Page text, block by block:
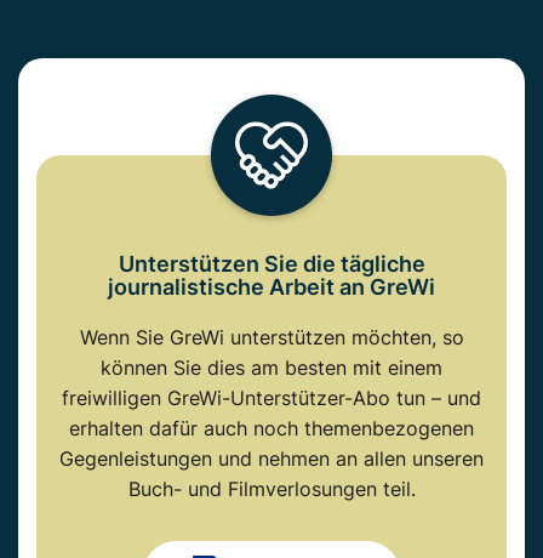
Unterstützen Sie die tägliche
journalistische Arbeit an GreWi
Wenn Sie GreWi unterstützen möchten, so
können Sie dies am besten mit einem
freiwilligen GreWi-Unterstützer-Abo tun – und
erhalten dafür auch noch themenbezogenen
Gegenleistungen und nehmen an allen unseren
Buch- und Filmverlosungen teil.